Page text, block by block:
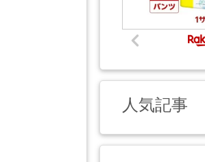
人気記事